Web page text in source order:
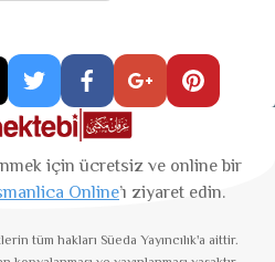
için ücretsiz ve online bir
Online’ı ziyaret edin.
tüm hakları Süeda Yayıncılık'a aittir.